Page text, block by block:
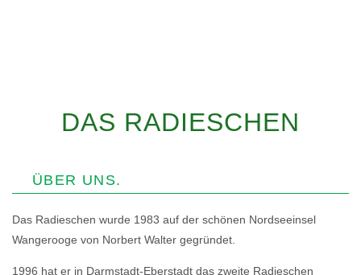
DAS RADIESCHEN
ÜBER UNS.
Das Radieschen wurde 1983 auf der schönen Nordseeinsel
Wangerooge von Norbert Walter gegründet.
1996 hat er in Darmstadt-Eberstadt das zweite Radieschen